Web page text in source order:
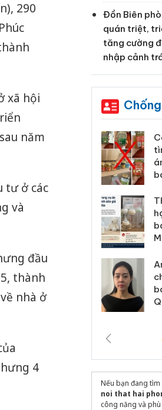
290
xã hội
năm
tư ở các
và
đầu
thành
nhà ở
4
Đồn Biên
quán triệt,
tăng cường
nhập cảnh
Công an Thanh Hóa
Thanh Hóa: Tìm bị
hại trong vụ án buôn
An Giang: Đối tượng
chủ mưu đường dây
bán hàng giả tại Phú
Quốc ra đầu thú
Nếu bạn đang
noi that hai
công năng và phù